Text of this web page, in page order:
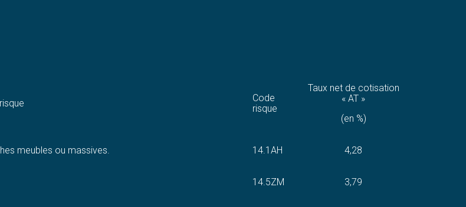
Code
risque
Taux net de cotisation
« AT »
(en %)
meubles ou massives. 14.1AH 4,28
14.5ZM 3,79